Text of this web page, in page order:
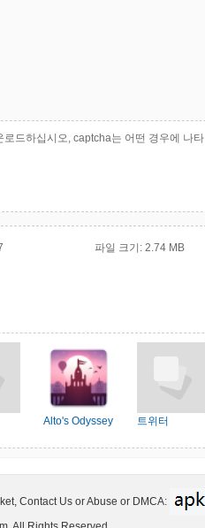
로드하십시오, captcha는 어떤 경우에 나타
파일 크기: 2.74 MB
Alto's Odyssey 트위터
Contact Us or Abuse or DMCA: